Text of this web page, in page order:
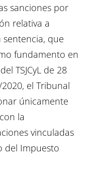
sanciones por
relativa a
sentencia, que
fundamento en
TSJCyL de 28
el Tribunal
únicamente
la
vinculadas
del Impuesto